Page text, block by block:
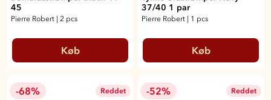
45
Pierre Robert | 2 pcs
Køb
37/40 1 par
Pierre Robert | 1 pcs
Køb
-68% Reddet -52% Reddet